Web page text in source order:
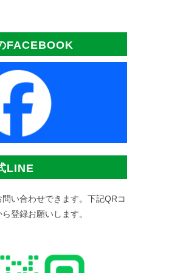
FACEBOOK
LINE
い合わせできます。下記QRコ
登録お願いします。